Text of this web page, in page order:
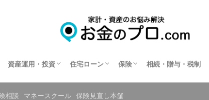
資産運用・投資
不動産投資
住宅ローン
住宅ローン相談
住宅ローンの相談窓口を探す
保険
保険相談
保険の窓口を探す
共済の相談窓口を探す
相続・贈与・税制
相談 マネースクール 保険見直し本舗